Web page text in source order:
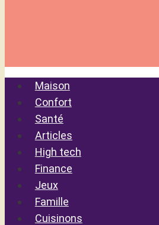
Maison
Confort
Santé
Articles
High tech
Finance
Jeux
Famille
Cuisinons